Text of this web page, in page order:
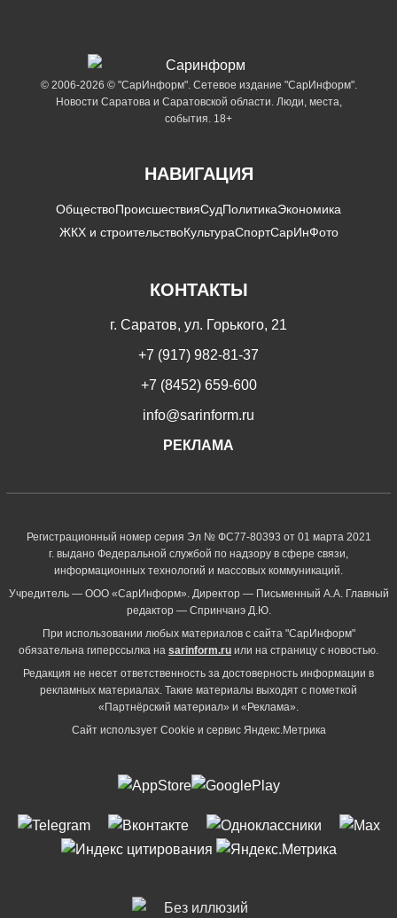
© 2006-2026 © "СарИнформ". Сетевое издание "СарИнформ".
Новости Саратова и Саратовской области. Люди, места,
события. 18+
НАВИГАЦИЯ
ОбществоПроисшествияСудПолитикаЭкономика
ЖКХ и строительствоКультураСпортСарИнФото
КОНТАКТЫ
г. Саратов, ул. Горького, 21
+7 (917) 982-81-37
+7 (8452) 659-600
info@sarinform.ru
РЕКЛАМА
Регистрационный номер серия Эл № ФС77-80393 от 01 марта 2021
г. выдано Федеральной службой по надзору в сфере связи,
информационных технологий и массовых коммуникаций.
Учредитель — ООО «СарИнформ». Директор — Письменный А.А. Главный
редактор — Спринчанэ Д.Ю.
При использовании любых материалов с сайта "СарИнформ"
обязательна гиперссылка на sarinform.ru или на страницу с новостью.
Редакция не несет ответственность за достоверность информации в
рекламных материалах. Такие материалы выходят с пометкой
«Партнёрский материал» и «Реклама».
Сайт использует Cookie и сервиc Яндекс.Метрика